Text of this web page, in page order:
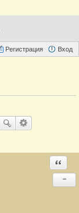
Вход
Регистрация
−